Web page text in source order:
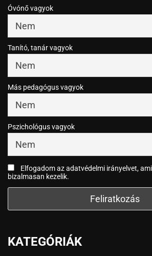
Óvónő vagyok
Tanító, tanár vagyok
Más pedagógus vagyok
Pszichológus vagyok
Elfogadom az adatvédelmi irányelvet,
bizalmasan kezelik.
KATEGÓRIÁK